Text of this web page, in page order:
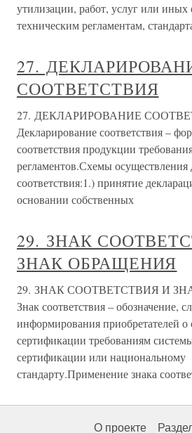
утилизации, работ, услуг или иных
техническим регламентам,
27.
СООТВЕТСТВИЯ
27. ДЕКЛАРИРОВАНИЕ
Декларирование соответствия –
соответствия продукции
регламентов.Схемы осуществления
соответствия:1.) принятие
основании собственных
29. ЗНАК
ЗНАК ОБРАЩЕНИЯ
29. ЗНАК СООТВЕТСТВИЯ И
Знак соответствия – обозначение,
информирования приобретателей о
сертификации требованиям
сертификации или национальному
стандарту.Применение знака
О проекте